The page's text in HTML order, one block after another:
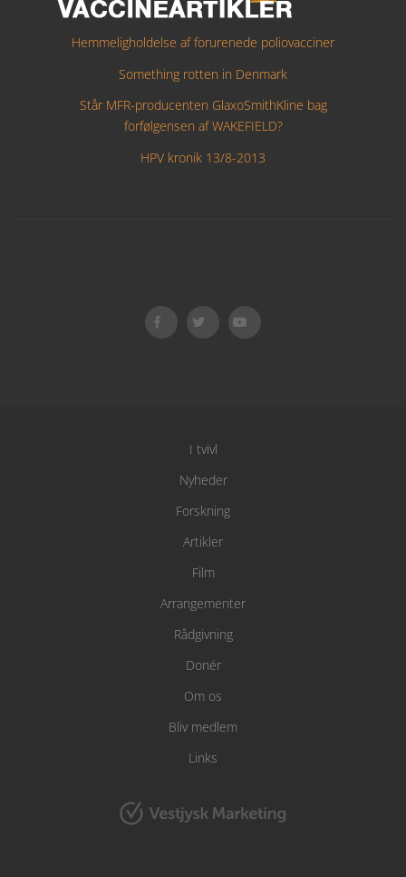
Hemmeligholdelse af forurenede poliovacciner
Something rotten in Denmark
Står MFR-producenten GlaxoSmithKline bag
forfølgensen af WAKEFIELD?
HPV kronik 13/8-2013
I tvivl
Nyheder
Forskning
Artikler
Film
Arrangementer
Rådgivning
Donér
Om os
Bliv medlem
Links